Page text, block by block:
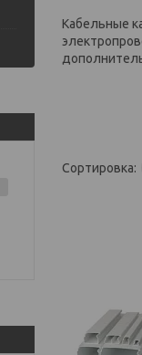
Кабельные